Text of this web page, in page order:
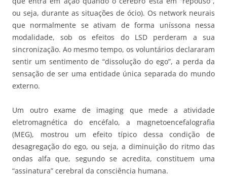
ou seja, durante as situações de ócio). Os network neurais
que normalmente se ativam de forma uníssona nessa
modalidade, sob os efeitos do LSD perderam a sua
sincronização. Ao mesmo tempo, os voluntários declararam
sentir um sentimento de “dissolução do ego”, a perda da
sensação de ser uma entidade única separada do mundo
externo.
Um outro exame de imaging que mede a atividade
eletromagnética do encéfalo, a magnetoencefalografia
(MEG), mostrou um efeito típico dessa condição de
desagregação do ego, ou seja, a diminuição do ritmo das
ondas alfa que, segundo se acredita, constituem uma
“assinatura” cerebral da consciência humana.